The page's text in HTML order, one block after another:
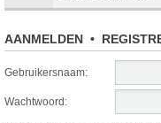
AANMELDEN •
Gebruikersnaam:
Wachtwoord: